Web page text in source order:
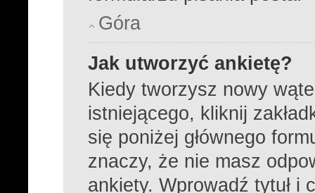
Góra
Jak utworzyć ankietę?
Kiedy tworzysz nowy
istniejącego, kliknij
się poniżej głównego
znaczy, że nie masz
ankiety. Wprowadź tytuł i